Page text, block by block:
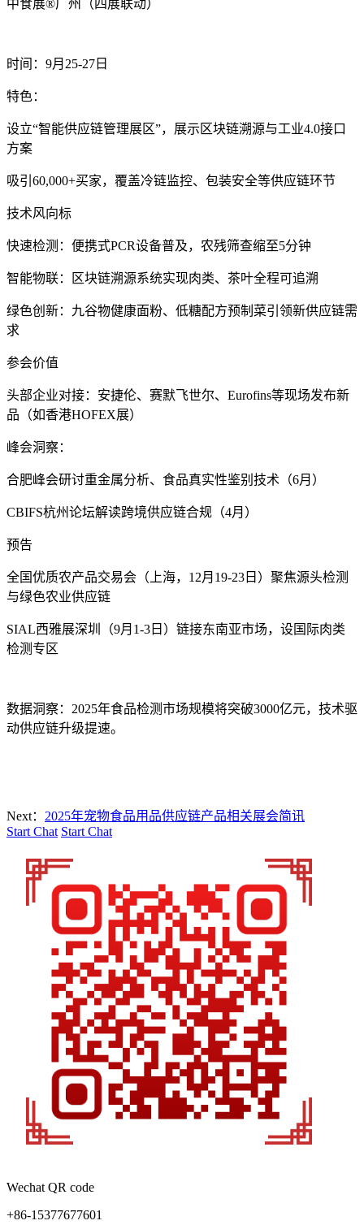
中食展®广州（四展联动）‌
时间‌：9月25-27日
特色‌：
设立“智能供应链管理展区”，展示区块链溯源与工业4.0接口
方案
吸引60,000+买家，覆盖冷链监控、包装安全等供应链环节
技术风向标‌
快速检测‌：便携式PCR设备普及，农残筛查缩至5分钟
智能物联‌：区块链溯源系统实现肉类、茶叶全程可追溯
绿色创新‌：九谷物健康面粉、低糖配方预制菜引领新供应链需
求
参会价值‌
头部企业对接‌：安捷伦、赛默飞世尔、Eurofins等现场发布新
品（如香港HOFEX展）
峰会洞察‌：
合肥峰会研讨重金属分析、食品真实性鉴别技术（6月）
CBIFS杭州论坛解读跨境供应链合规（4月）
预告‌
全国优质农产品交易会‌（上海，12月19-23日）聚焦源头检测
与绿色农业供应链
SIAL西雅展深圳‌（9月1-3日）链接东南亚市场，设国际肉类
检测专区
数据洞察‌：2025年食品检测市场规模将突破3000亿元，技术驱
动供应链升级提速。
Next： 2025年宠物食品用品供应链产品相关展会简讯
Start Chat Start Chat
Wechat QR code
+86-15377677601